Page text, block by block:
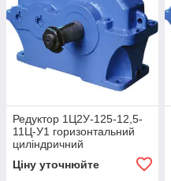
Редуктор 1Ц2У-125-12,5-
11Ц-У1 горизонтальний
циліндричний
Ціну уточнюйте